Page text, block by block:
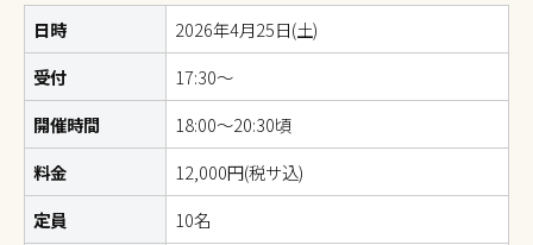
日時
2026年4月25日(土)
受付
17:30～
開催時間
18:00～20:30頃
料金
12,000円(税サ込)
定員
10名